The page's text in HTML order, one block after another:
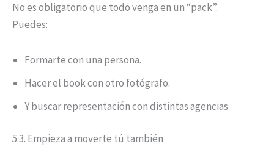
No es obligatorio que todo venga en un “pack”.
Puedes:
Formarte con una persona.
Hacer el book con otro fotógrafo.
Y buscar representación con distintas agencias.
5.3. Empieza a moverte tú también